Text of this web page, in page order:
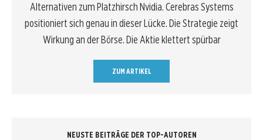
Alternativen zum Platzhirsch Nvidia. Cerebras Systems
positioniert sich genau in dieser Lücke. Die Strategie zeigt
Wirkung an der Börse. Die Aktie klettert spürbar
ZUM ARTIKEL
NEUSTE BEITRÄGE DER TOP-AUTOREN